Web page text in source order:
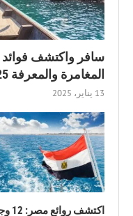
سافر واكتشف فوائد
المغامرة والمعرفة 2025
13 يناير، 2025
اكتشف